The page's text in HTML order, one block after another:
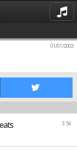
01/01/2003
3:56